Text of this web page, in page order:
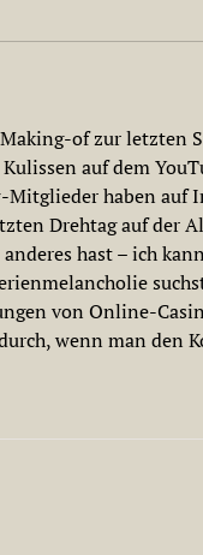
of zur letzten
auf dem
Mitglieder haben auf
Drehtag auf der
hast – ich
von Online-
wenn man den